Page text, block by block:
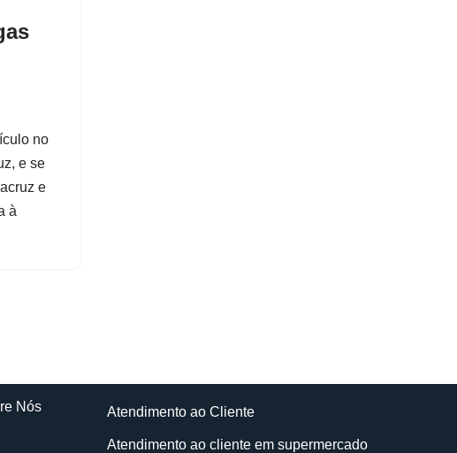
no
e se
e
à
Nós
Atendimento ao Cliente
Atendimento ao cliente em supermercado